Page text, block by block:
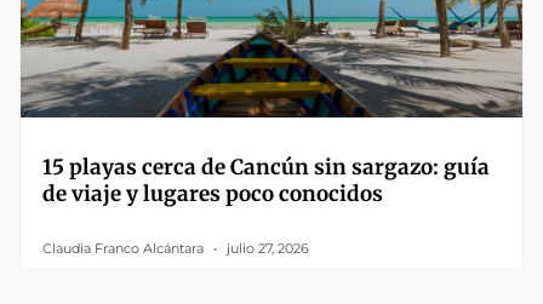
15 playas cerca de Cancún sin sargazo: guía
de viaje y lugares poco conocidos
Claudia Franco Alcántara julio 27, 2026